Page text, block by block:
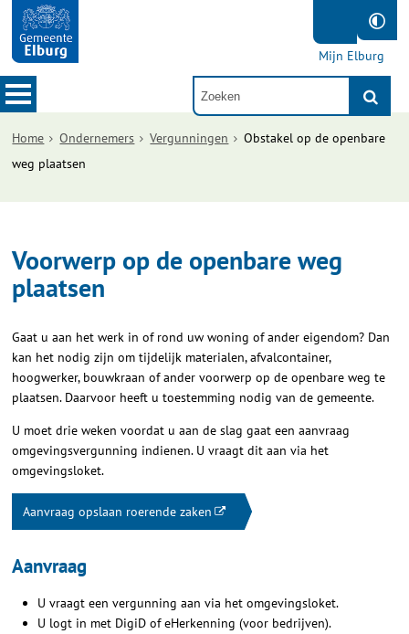
Mijn Elburg
Home Ondernemers Vergunningen
Obstakel op de openbare
weg plaatsen
Voorwerp op de openbare weg
plaatsen
Gaat u aan het werk in of rond uw woning of ander eigendom? Dan
kan het nodig zijn om tijdelijk materialen, afvalcontainer,
hoogwerker, bouwkraan of ander voorwerp op de openbare weg te
plaatsen. Daarvoor heeft u toestemming nodig van de gemeente.
U moet drie weken voordat u aan de slag gaat een aanvraag
omgevingsvergunning indienen. U vraagt dit aan via het
omgevingsloket.
Aanvraag opslaan roerende zaken
Aanvraag
U vraagt een vergunning aan via het omgevingsloket.
U logt in met DigiD of eHerkenning (voor bedrijven).